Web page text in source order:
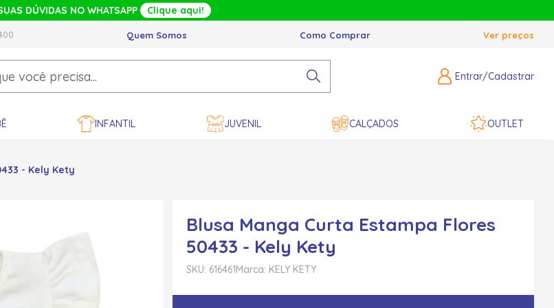
DÚVIDAS NO WHATSAPP Clique aqui!
Quem Somos Como Comprar Ver preços
Entrar/Cadastrar
INFANTIL JUVENIL CALÇADOS OUTLET
- Kely Kety
Blusa Manga Curta Estampa Flores
50433 - Kely Kety
SKU: 616461Marca: KELY KETY